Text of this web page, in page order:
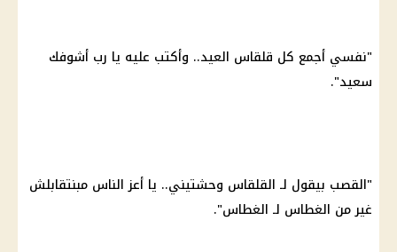
"نفسي أجمع كل قلقاس العيد.. وأكتب عليه يا رب أشوفك
سعيد".
"القصب بيقول لـ القلقاس وحشتيني.. يا أعز الناس مبنتقابلش
غير من الغطاس لـ الغطاس".